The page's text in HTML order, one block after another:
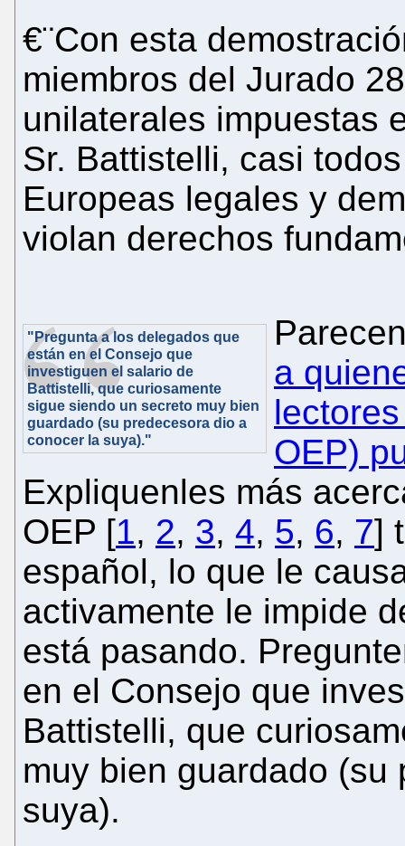
€¨Con esta
miembros del Jurado
unilaterales impuestas
Sr. Battistelli, casi
Europeas legales y
violan derechos
"Pregunta a los delegados que
están en el Consejo que
investiguen el salario de
Battistelli, que curiosamente
sigue siendo un secreto muy bien
guardado (su predecesora dio a
conocer la suya)."
a
OEP)
Expliquenles más
OEP [1, 2, 3, 4, 5, 6, 7]
español, lo que le
activamente le impide
está pasando.
en el Consejo que
Battistelli, que
muy bien guardado
suya).